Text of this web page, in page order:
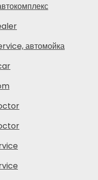
автомойка